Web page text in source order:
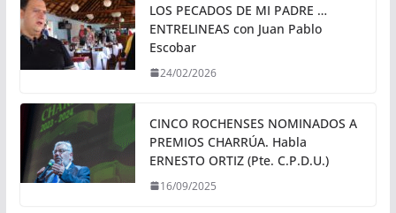
LOS PECADOS DE MI PADRE …
ENTRELINEAS con Juan Pablo
Escobar
24/02/2026
CINCO ROCHENSES NOMINADOS A
PREMIOS CHARRÚA. Habla
ERNESTO ORTIZ (Pte. C.P.D.U.)
16/09/2025